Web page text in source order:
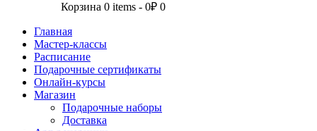
Корзина 0 items -0₽ 0
Главная
Мастер-классы
Расписание
Подарочные сертификаты
Онлайн-курсы
Магазин
Подарочные наборы
Доставка